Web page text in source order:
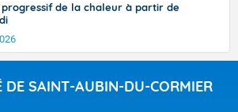
de la chaleur à partir de
DE SAINT-AUBIN-DU-CORMIER